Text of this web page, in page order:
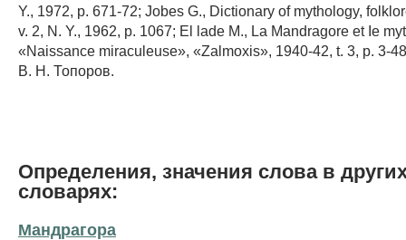
Y., 1972, p. 671-72; Jobes G., Dictionary of mythology,
v. 2, N. Y., 1962, p. 1067; El lade М., La Mandragore et Ie
«Naissance miraculeuse», «Zalmoxis», 1940-42, t. 3, p. 3-
В. Н. Топоров.
Определения, значения слова в
словарях:
Мандрагора